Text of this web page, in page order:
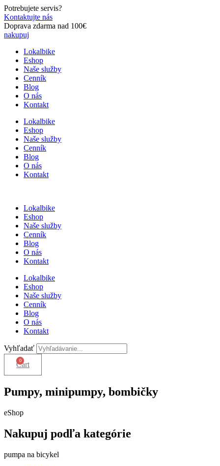
Preskočiť
na
obsah
Potrebujete servis?
Kontaktujte nás
Doprava zdarma nad 100€
nakupuj
Lokalbike
Eshop
Naše služby
Cenník
Blog
O nás
Kontakt
Lokalbike
Eshop
Naše služby
Cenník
Blog
O nás
Kontakt
Lokalbike
Eshop
Naše služby
Cenník
Blog
O nás
Kontakt
Lokalbike
Eshop
Naše služby
Cenník
Blog
O nás
Kontakt
Vyhľadať
0
Cart
Pumpy, minipumpy, bombičky
eShop
Nakupuj podľa kategórie
pumpa na bicykel